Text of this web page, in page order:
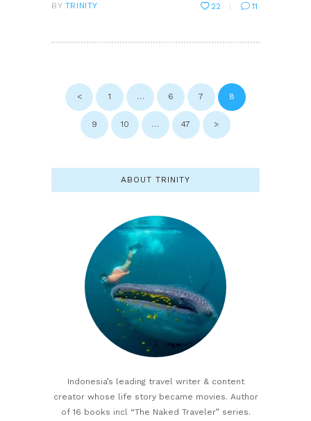
BY TRINITY 22 11
POSTS
PAGINATION
< PAGE
1 … PAGE
6 PAGE
7 PAGE
8
PAGE
9 PAGE
10 … PAGE
47 >
ABOUT TRINITY
Indonesia’s leading travel writer & content
creator whose life story became movies. Author
of 16 books incl “The Naked Traveler” series.